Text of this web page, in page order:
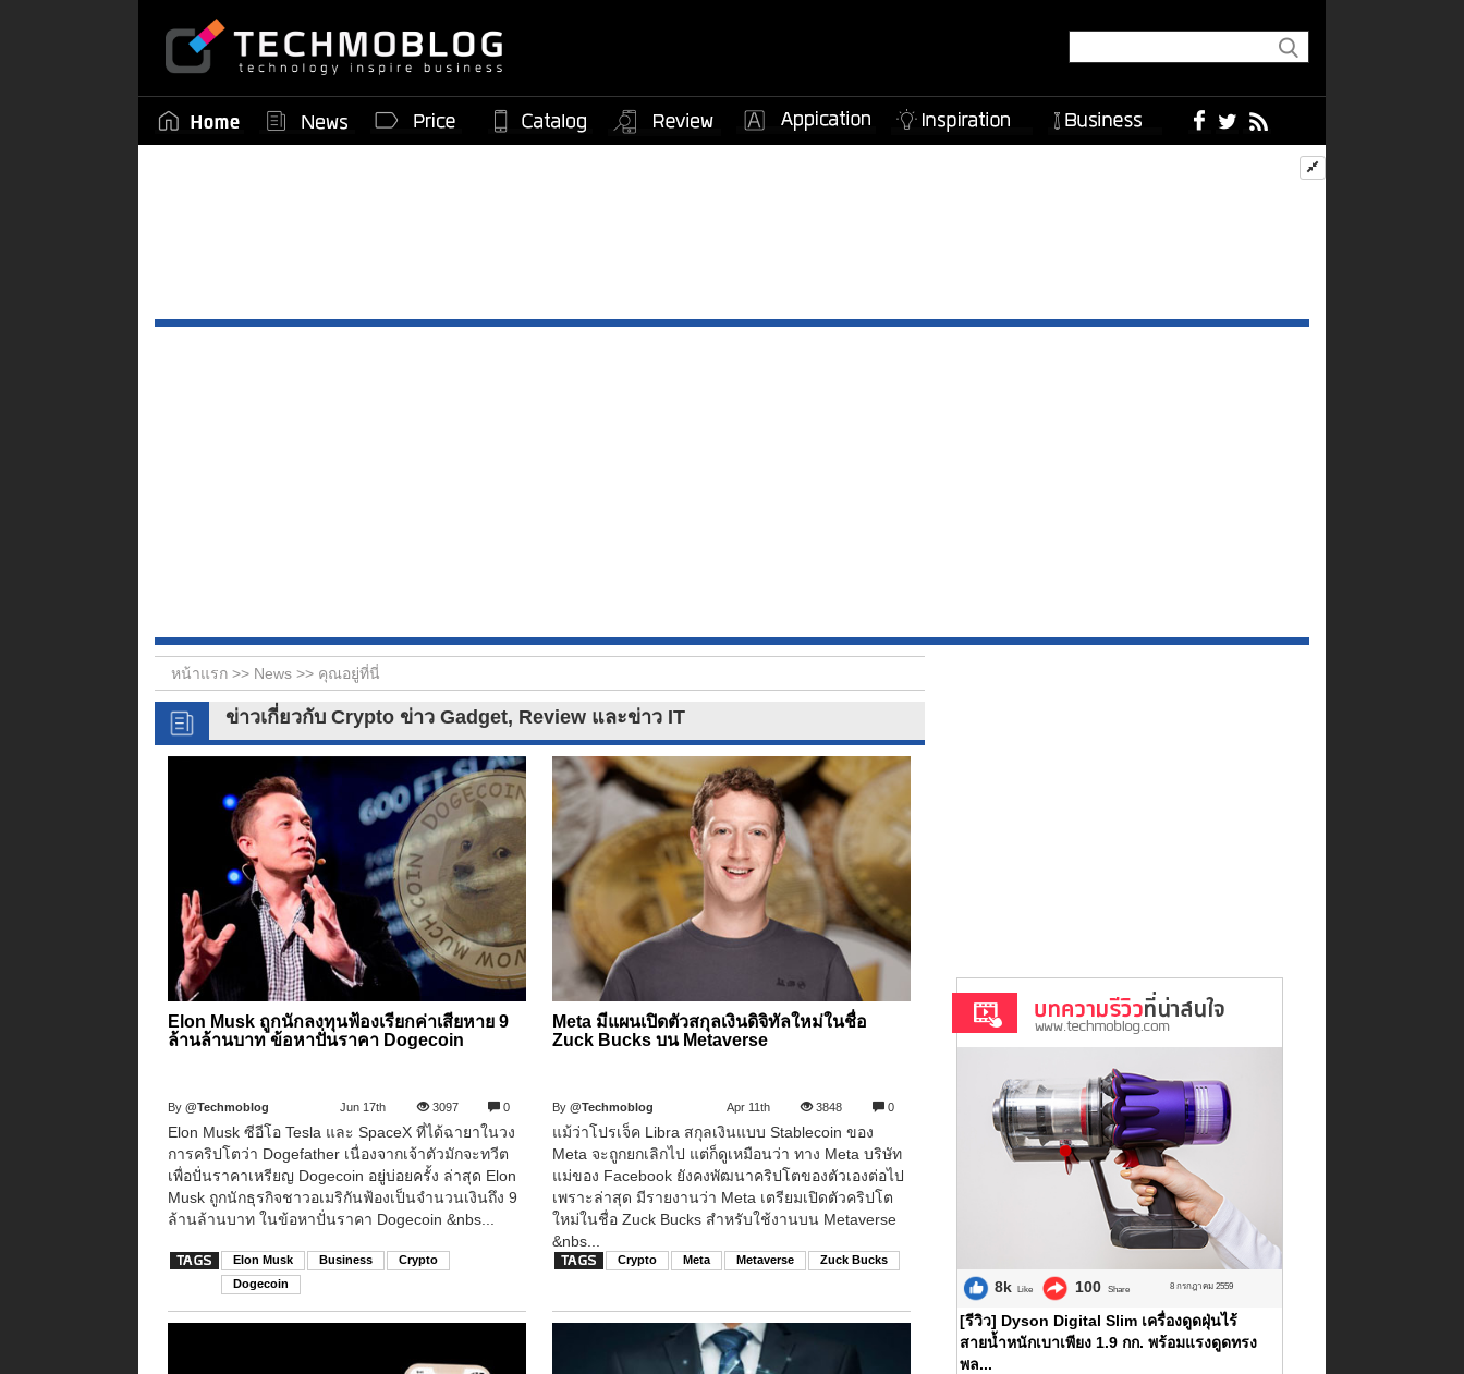
หน้าแรก >> News >> คุณอยู่ที่นี่
ข่าวเกี่ยวกับ Crypto ข่าว Gadget, Review และข่าว IT
Elon Musk ถูกนักลงทุนฟ้องเรียกค่าเสียหาย 9
ล้านล้านบาท ข้อหาปั่นราคา Dogecoin
By@Techmoblog Jun 17th 3097 0
Elon Musk ซีอีโอ Tesla และ SpaceX ที่ได้ฉายาในวง
การคริปโตว่า Dogefather เนื่องจากเจ้าตัวมักจะทวีต
เพื่อปั่นราคาเหรียญ Dogecoin อยู่บ่อยครั้ง ล่าสุด Elon
Musk ถูกนักธุรกิจชาวอเมริกันฟ้องเป็นจำนวนเงินถึง 9
ล้านล้านบาท ในข้อหาปั่นราคา Dogecoin &nbs...
Elon Musk Business
Crypto
Dogecoin
Meta มีแผนเปิดตัวสกุลเงินดิจิทัลใหม่ในชื่อ
Zuck Bucks บน Metaverse
By@Techmoblog Apr 11th 3848 0
แม้ว่าโปรเจ็ค Libra สกุลเงินแบบ Stablecoin ของ
Meta จะถูกยกเลิกไป แต่ก็ดูเหมือนว่า ทาง Meta บริษัท
แม่ของ Facebook ยังคงพัฒนาคริปโตของตัวเองต่อไป
เพราะล่าสุด มีรายงานว่า Meta เตรียมเปิดตัวคริปโต
ใหม่ในชื่อ Zuck Bucks สำหรับใช้งานบน Metaverse
&nbs...
Crypto Meta Metaverse Zuck Bucks
8k Like 100 Share 8 กรกฎาคม 2559
[รีวิว] Dyson Digital Slim เครื่องดูดฝุ่นไร้
สายน้ำหนักเบาเพียง 1.9 กก. พร้อมแรงดูดทรง
พล...